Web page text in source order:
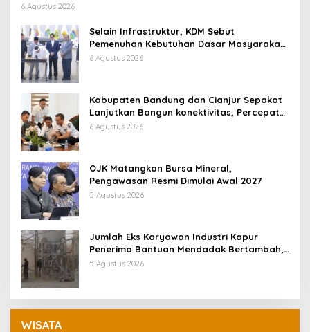
6 Agustus 2026
Selain Infrastruktur, KDM Sebut
Pemenuhan Kebutuhan Dasar Masyarakat
Jadi Fokus APBD Jabar 2027
6 Agustus 2026
Kabupaten Bandung dan Cianjur Sepakat
Lanjutkan Bangun konektivitas, Percepat
Pertumbuhan Ekonomi Daerah
6 Agustus 2026
OJK Matangkan Bursa Mineral,
Pengawasan Resmi Dimulai Awal 2027
5 Agustus 2026
Jumlah Eks Karyawan Industri Kapur
Penerima Bantuan Mendadak Bertambah,
KDM: Kita Identifikasi
5 Agustus 2026
WISATA